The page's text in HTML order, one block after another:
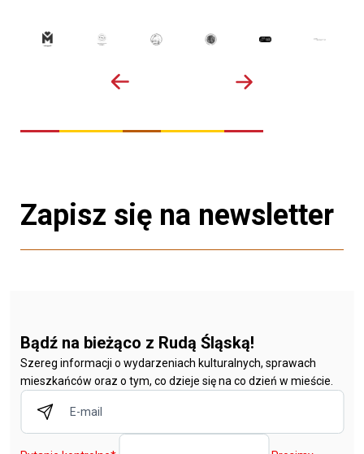
Zapisz się na newsletter
Bądź na bieżąco z Rudą Śląską!
Szereg informacji o wydarzeniach kulturalnych, sprawach
mieszkańców oraz o tym, co dzieje się na co dzień w mieście.